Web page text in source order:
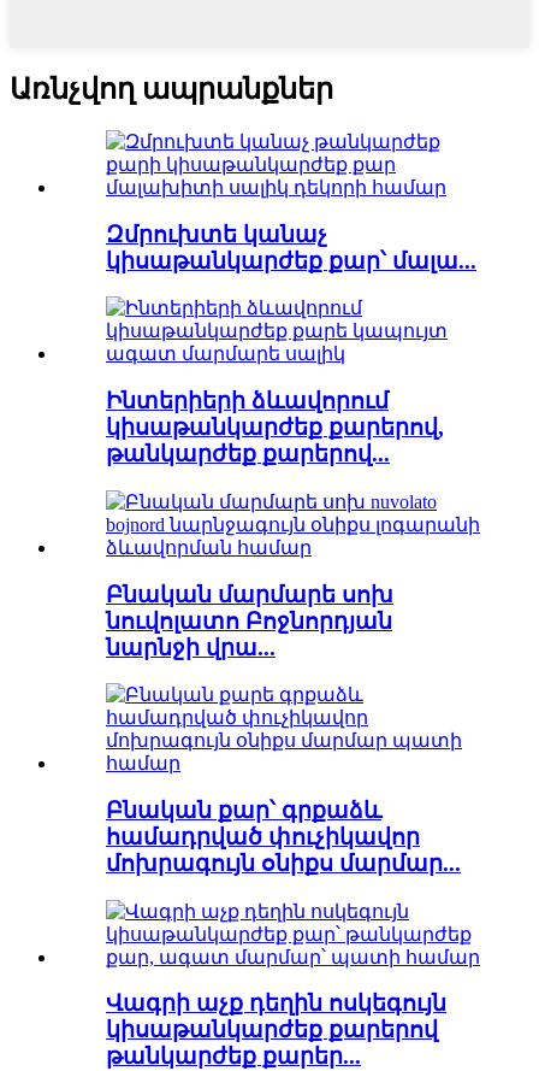
Առնչվող ապրանքներ
Զմրուխտե կանաչ
կիսաթանկարժեք քար՝ մալա...
Ինտերիերի ձևավորում
կիսաթանկարժեք քարերով,
թանկարժեք քարերով...
Բնական մարմարե սոխ
նուվոլատո Բոջնորդյան
նարնջի վրա...
Բնական քար՝ գրքաձև
համադրված փուչիկավոր
մոխրագույն օնիքս մարմար...
Վագրի աչք դեղին ոսկեգույն
կիսաթանկարժեք քարերով
թանկարժեք քարեր...